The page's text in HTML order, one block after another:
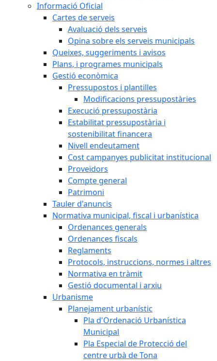
Informació Oficial
Cartes de serveis
Avaluació dels serveis
Opina sobre els serveis municipals
Queixes, suggeriments i avisos
Plans, i programes municipals
Gestió econòmica
Pressupostos i plantilles
Modificacions pressupostàries
Execució pressupostària
Estabilitat pressupostària i
sostenibilitat financera
Nivell endeutament
Cost campanyes publicitat institucional
Proveïdors
Compte general
Patrimoni
Tauler d'anuncis
Normativa municipal, fiscal i urbanística
Ordenances generals
Ordenances fiscals
Reglaments
Protocols, instruccions, normes i altres
Normativa en tràmit
Gestió documental i arxiu
Urbanisme
Planejament urbanístic
Pla d'Ordenació Urbanística
Municipal
Pla Especial de Protecció del
centre urbà de Tona